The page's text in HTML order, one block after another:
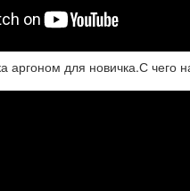
аргоном для новичка.С чего